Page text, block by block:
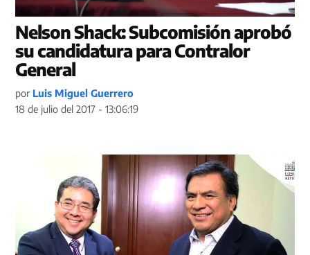
Nelson Shack: Subcomisión aprobó
su candidatura para Contralor
General
por Luis Miguel Guerrero
18 de julio del 2017 - 13:06:19